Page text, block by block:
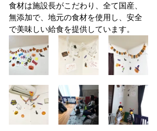
食材は施設長がこだわり、全て国産、
無添加で、地元の食材を使用し、安全
で美味しい給食を提供しています。